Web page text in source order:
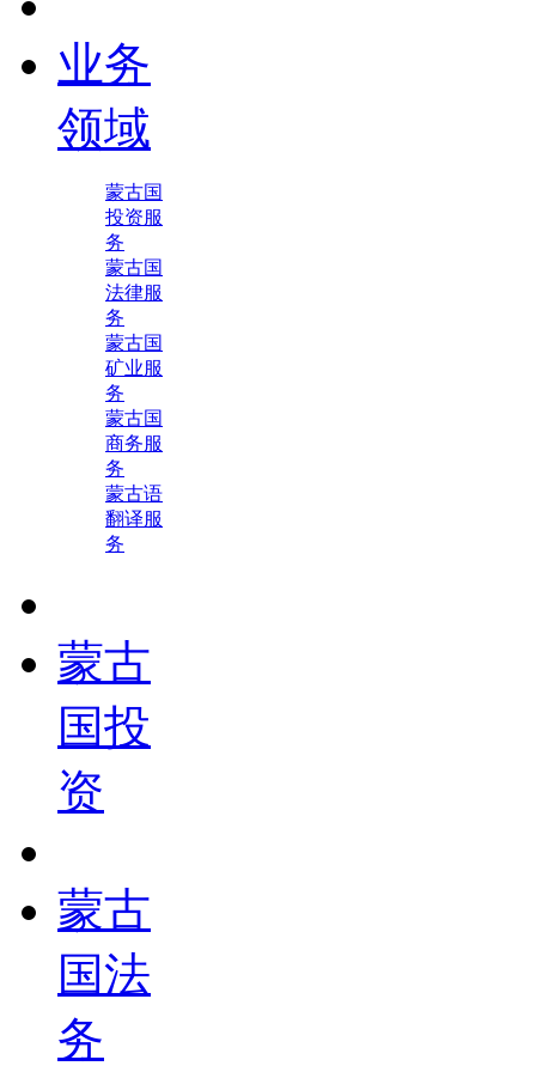
业务
领域
蒙古国
投资服
务
蒙古国
法律服
务
蒙古国
矿业服
务
蒙古国
商务服
务
蒙古语
翻译服
务
蒙古
国投
资
蒙古
国法
务